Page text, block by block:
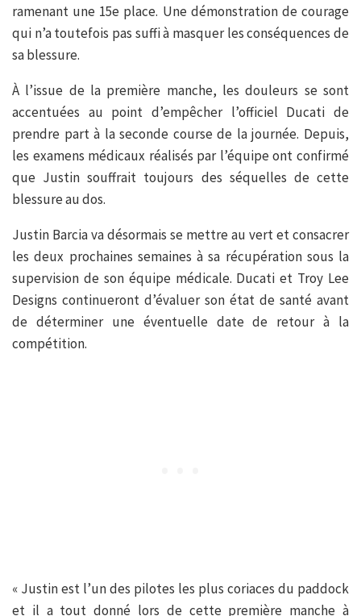
ramenant une 15e place. Une démonstration de courage
qui n’a toutefois pas suffi à masquer les conséquences de
sa blessure.
À l’issue de la première manche, les douleurs se sont
accentuées au point d’empêcher l’officiel Ducati de
prendre part à la seconde course de la journée. Depuis,
les examens médicaux réalisés par l’équipe ont confirmé
que Justin souffrait toujours des séquelles de cette
blessure au dos.
Justin Barcia va désormais se mettre au vert et consacrer
les deux prochaines semaines à sa récupération sous la
supervision de son équipe médicale. Ducati et Troy Lee
Designs continueront d’évaluer son état de santé avant
de déterminer une éventuelle date de retour à la
compétition.
« Justin est l’un des pilotes les plus coriaces du paddock
et il a tout donné lors de cette première manche à